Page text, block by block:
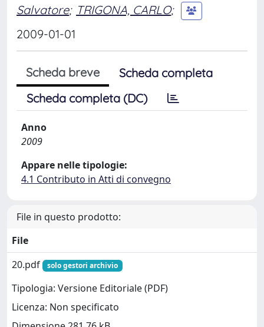
Salvatore; TRIGONA, CARLO;
2009-01-01
Scheda breve
Scheda completa
Scheda completa (DC)
Anno
2009
Appare nelle tipologie:
4.1 Contributo in Atti di convegno
File in questo prodotto:
File
20.pdf
solo gestori archivio
Tipologia: Versione Editoriale (PDF)
Licenza: Non specificato